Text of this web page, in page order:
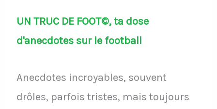
UN TRUC DE FOOT©, ta dose
d'anecdotes sur le football
Anecdotes incroyables, souvent
drôles, parfois tristes, mais toujours